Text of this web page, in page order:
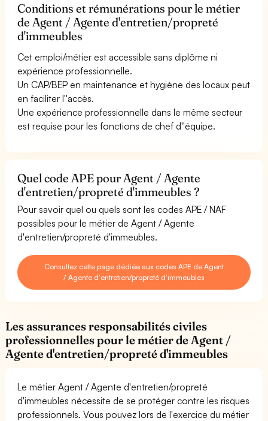
Conditions et rémunérations pour le métier
de Agent / Agente d'entretien/propreté
d'immeubles
Cet emploi/métier est accessible sans diplôme ni
expérience professionnelle.
Un CAP/BEP en maintenance et hygiène des locaux peut
en faciliter l''accès.
Une expérience professionnelle dans le même secteur
est requise pour les fonctions de chef d''équipe.
Quel code APE pour Agent / Agente
d'entretien/propreté d'immeubles ?
Pour savoir quel ou quels sont les codes APE / NAF
possibles pour le métier de Agent / Agente
d'entretien/propreté d'immeubles.
Consultez cette page dédiée aux codes APE de Agent
/ Agente d'entretien/propreté d'immeubles
Les assurances responsabilités civiles
professionnelles pour le métier de Agent /
Agente d'entretien/propreté d'immeubles
Le métier Agent / Agente d'entretien/propreté
d'immeubles nécessite de se protéger contre les risques
professionnels. Vous pouvez lors de l'exercice du métier